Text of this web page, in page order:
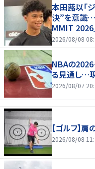
本田蕗以「
決”を意識…
MMIT 2026
2026/08/08
NBAの
る見通し…
2026/08/07
【ゴルフ】
2026/08/08